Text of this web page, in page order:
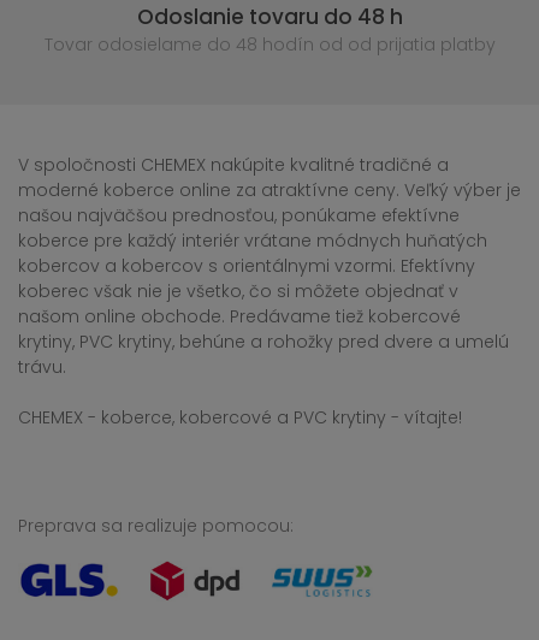
Odoslanie tovaru do 48 h
Tovar odosielame do 48 hodín od od prijatia platby
V spoločnosti CHEMEX nakúpite kvalitné tradičné a
moderné koberce online za atraktívne ceny. Veľký výber je
našou najväčšou prednosťou, ponúkame efektívne
koberce pre každý interiér vrátane módnych huňatých
kobercov a kobercov s orientálnymi vzormi. Efektívny
koberec však nie je všetko, čo si môžete objednať v
našom online obchode. Predávame tiež kobercové
krytiny, PVC krytiny, behúne a rohožky pred dvere a umelú
trávu.
CHEMEX - koberce, kobercové a PVC krytiny - vítajte!
Preprava sa realizuje pomocou: